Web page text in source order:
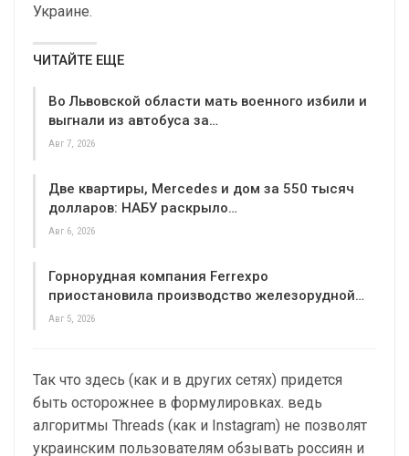
Украине.
ЧИТАЙТЕ ЕЩЕ
Во Львовской области мать военного избили и
выгнали из автобуса за…
Авг 7, 2026
Две квартиры, Mercedes и дом за 550 тысяч
долларов: НАБУ раскрыло…
Авг 6, 2026
Горнорудная компания Ferrexpo
приостановила производство железорудной…
Авг 5, 2026
Так что здесь (как и в других сетях) придется
быть осторожнее в формулировках. ведь
алгоритмы Threads (как и Instagram) не позволят
украинским пользователям обзывать россиян и